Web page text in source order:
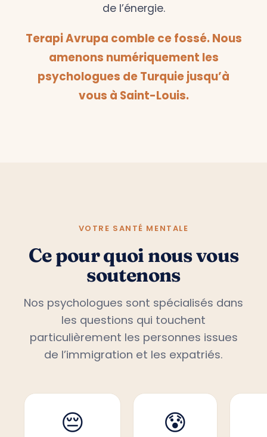
de l’énergie.
Terapi Avrupa comble ce fossé. Nous
amenons numériquement les
psychologues de Turquie jusqu’à
vous à Saint-Louis.
VOTRE SANTÉ MENTALE
Ce pour quoi nous vous
soutenons
Nos psychologues sont spécialisés dans
les questions qui touchent
particulièrement les personnes issues
de l’immigration et les expatriés.
😔 😰